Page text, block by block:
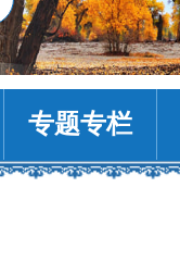
专题专栏